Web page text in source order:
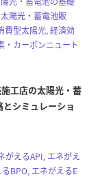
陽光・蓄電池販
費型太陽光, 経済効
・カーボンニュート
工店の太陽光・蓄
シミュレーショ
がえるAPI, エネがえ
BPO, エネがえるE